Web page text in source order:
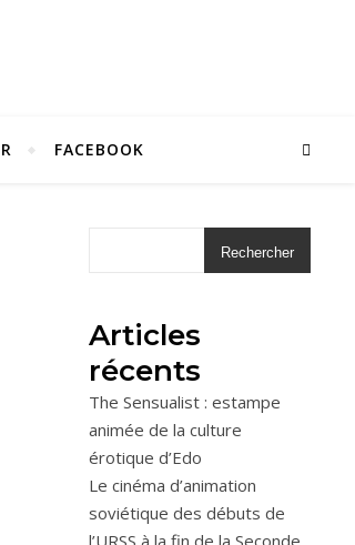
FACEBOOK
Rechercher
Articles
récents
The Sensualist : estampe
animée de la culture
érotique d’Edo
Le cinéma d’animation
soviétique des débuts de
l’URSS à la fin de la Seconde